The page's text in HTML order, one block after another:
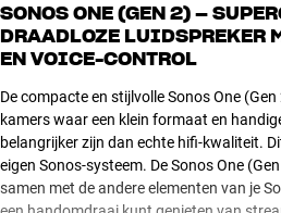
SONOS ONE (GEN 2) –
DRAADLOZE LUIDSPREKER
EN VOICE-CONTROL
De compacte en stijlvolle Sonos One
kamers waar een klein formaat en
belangrijker zijn dan echte hifi-kwaliteit.
eigen Sonos-systeem. De Sonos One
samen met de andere elementen van je